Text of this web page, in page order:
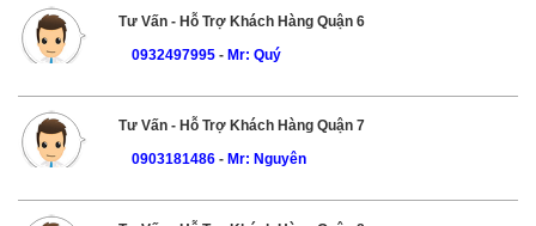
Tư Vấn - Hỗ Trợ Khách Hàng Quận 6
0932497995- Mr: Quý
Tư Vấn - Hỗ Trợ Khách Hàng Quận 7
0903181486- Mr: Nguyên